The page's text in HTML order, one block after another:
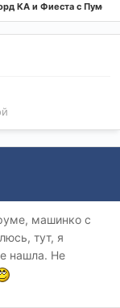
КА и Фиеста с Пумой
машинко с
тут, я
нашла. Не